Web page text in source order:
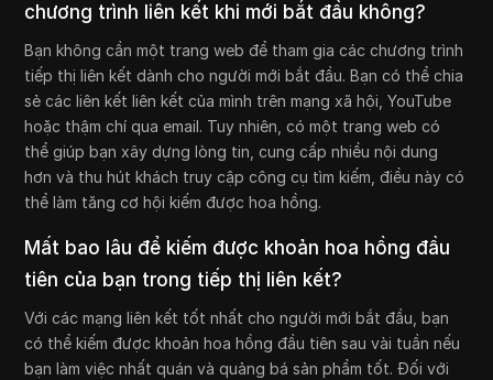
chương trình liên kết khi mới bắt đầu không?
Bạn không cần một trang web để tham gia các chương trình
tiếp thị liên kết dành cho người mới bắt đầu. Bạn có thể chia
sẻ các liên kết liên kết của mình trên mạng xã hội, YouTube
hoặc thậm chí qua email. Tuy nhiên, có một trang web có
thể giúp bạn xây dựng lòng tin, cung cấp nhiều nội dung
hơn và thu hút khách truy cập công cụ tìm kiếm, điều này có
thể làm tăng cơ hội kiếm được hoa hồng.
Mất bao lâu để kiếm được khoản hoa hồng đầu
tiên của bạn trong tiếp thị liên kết?
Với các mạng liên kết tốt nhất cho người mới bắt đầu, bạn
có thể kiếm được khoản hoa hồng đầu tiên sau vài tuần nếu
bạn làm việc nhất quán và quảng bá sản phẩm tốt. Đối với